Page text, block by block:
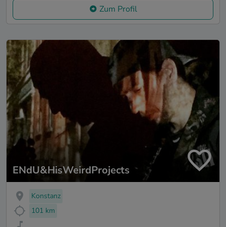
Zum Profil
ENdU&HisWeirdProjects
Konstanz
101 km